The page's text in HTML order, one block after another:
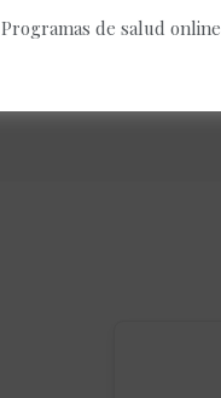
Programas de salud online